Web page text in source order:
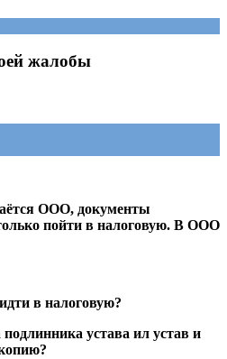
жалобы
ООО, документы
пойти в налоговую. В ООО
в налоговую?
устава ил устав и